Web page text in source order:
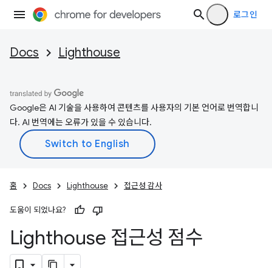
로그인
Docs Lighthouse
Google은 AI 기술을 사용하여 콘텐츠를 사용자의 기본 언어로 번역합니
다. AI 번역에는 오류가 있을 수 있습니다.
홈 Docs Lighthouse 접근성 감사
도움이 되었나요?
Lighthouse 접근성 점수